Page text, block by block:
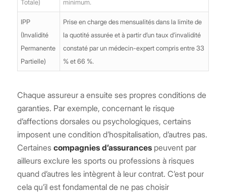
Totale) minimum.
IPP
(Invalidité
Permanente
Partielle)
Prise en charge des mensualités dans la limite de
la quotité assurée et à partir d’un taux d’invalidité
constaté par un médecin-expert compris entre 33
% et 66 %.
Chaque assureur a ensuite ses propres conditions de
garanties. Par exemple, concernant le risque
d’affections dorsales ou psychologiques, certains
imposent une condition d’hospitalisation, d’autres pas.
Certaines compagnies d’assurancespeuvent par
ailleurs exclure les sports ou professions à risques
quand d’autres les intègrent à leur contrat. C’est pour
cela qu’il est fondamental de ne pas choisir